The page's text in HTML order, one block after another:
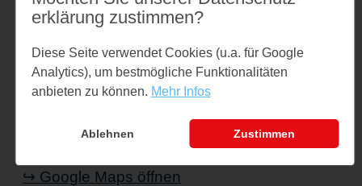
Veranstaltungsort
Poststraße 13
↪ Google Maps öffnen
erklärung zustimmen?
Diese Seite verwendet Cookies (u.a. für Google
Analytics), um bestmögliche Funktionalitäten
anbieten zu können. Mehr Infos
Ablehnen Zustimmen